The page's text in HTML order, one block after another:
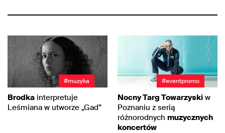
#muzyka
Brodka interpretuje
Leśmiana w utworze „Gad”
#eventpromo
Nocny Targ Towarzyski w
Poznaniu z serią
różnorodnych muzycznych
koncertów